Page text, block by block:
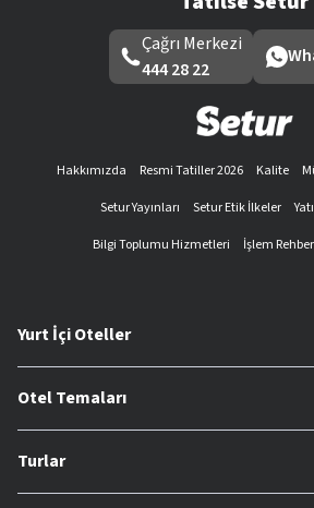
Çağrı Merkezi
444 28 22
Hakkımızda Resmi Tatiller 2026 Kalite
Setur Yayınları
Setur Etik İlkeler
Bilgi Toplumu Hizmetleri
İşlem
Yurt İçi Oteller
Otel Temaları
Turlar